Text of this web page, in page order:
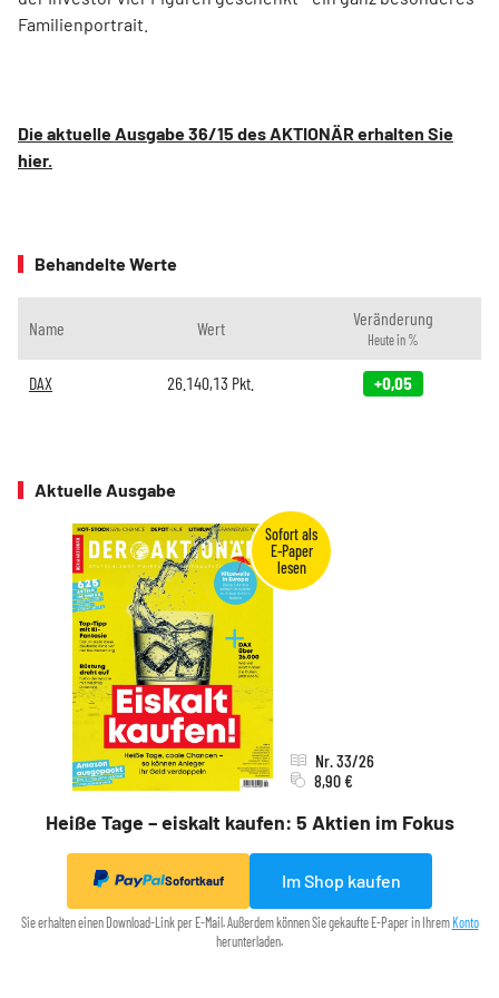
Familienportrait.
Die aktuelle Ausgabe 36/15 des AKTIONÄR erhalten Sie
hier.
Behandelte Werte
Name Wert Veränderung
Heute in %
DAX 26.140,13 Pkt. +0,05
Aktuelle Ausgabe
Heiße Tage – eiskalt kaufen: 5 Aktien im Fokus
Nr. 33/26
8,90 €
Sofortkauf Im Shop kaufen
Sie erhalten einen Download-Link per E-Mail. Außerdem können Sie gekaufte E-Paper in Ihrem Konto
herunterladen.